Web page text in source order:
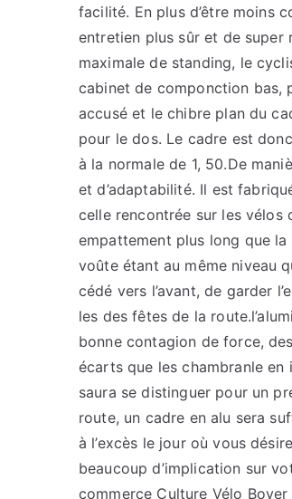
facilité. En plus d’être moins
entretien plus sûr et de super
maximale de standing, le
cabinet de componction bas,
accusé et le chibre plan du
pour le dos. Le cadre est
à la normale de 1, 50.De
et d’adaptabilité. Il est
celle rencontrée sur les vélos
empattement plus long que
voûte étant au même niveau
cédé vers l’avant, de garder
les des fêtes de la
bonne contagion de force,
écarts que les chambranle
saura se distinguer pour un
route, un cadre en alu sera
à l’excès le jour où vous
beaucoup d’implication sur
commerce Culture Vélo